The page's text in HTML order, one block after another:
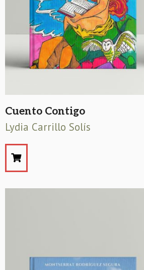
Cuento Contigo
Lydia Carrillo Solís